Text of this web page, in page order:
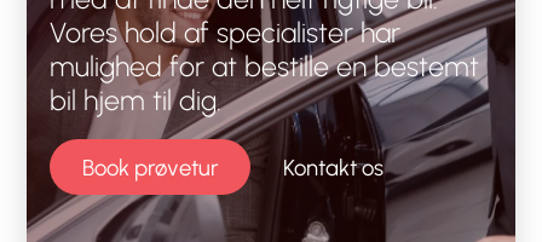
Vores hold af specialister har
mulighed for at bestille en bestemt
bil hjem til dig.
Book prøvetur Kontakt os